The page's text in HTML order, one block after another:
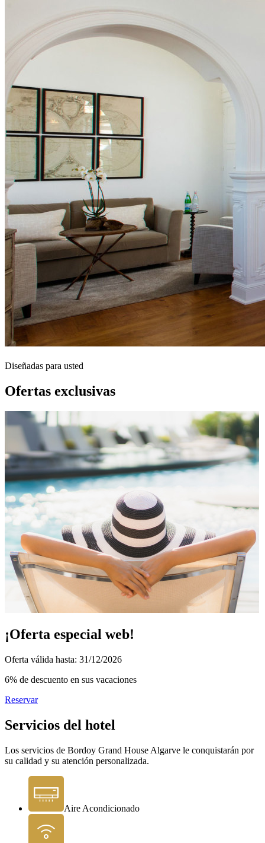
Diseñadas para usted
Ofertas exclusivas
¡Oferta especial web!
Oferta válida hasta: 31/12/2026
6% de descuento en sus vacaciones
Reservar
Servicios del hotel
Los servicios de Bordoy Grand House Algarve le conquistarán por
su calidad y su atención personalizada.
Aire Acondicionado